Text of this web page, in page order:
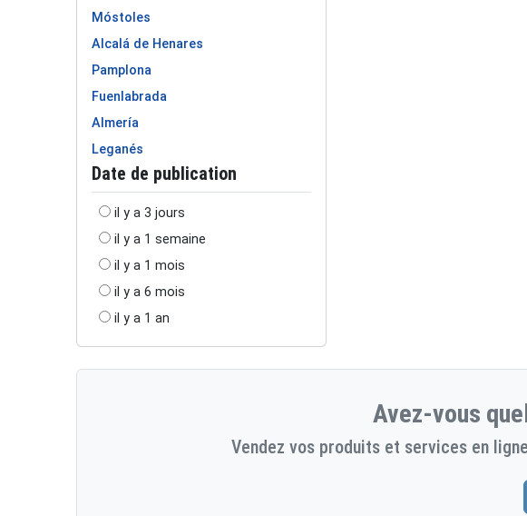
Móstoles
Alcalá de Henares
Pamplona
Fuenlabrada
Almería
Leganés
Date de publication
il y a 3 jours
il y a 1 semaine
il y a 1 mois
il y a 6 mois
il y a 1 an
Avez-vous
Vendez vos produits et services en